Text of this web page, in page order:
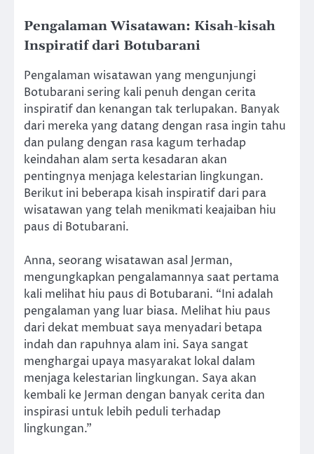
Pengalaman Wisatawan: Kisah-kisah
Inspiratif dari Botubarani
Pengalaman wisatawan yang mengunjungi
Botubarani sering kali penuh dengan cerita
inspiratif dan kenangan tak terlupakan. Banyak
dari mereka yang datang dengan rasa ingin tahu
dan pulang dengan rasa kagum terhadap
keindahan alam serta kesadaran akan
pentingnya menjaga kelestarian lingkungan.
Berikut ini beberapa kisah inspiratif dari para
wisatawan yang telah menikmati keajaiban hiu
paus di Botubarani.
Anna, seorang wisatawan asal Jerman,
mengungkapkan pengalamannya saat pertama
kali melihat hiu paus di Botubarani. “Ini adalah
pengalaman yang luar biasa. Melihat hiu paus
dari dekat membuat saya menyadari betapa
indah dan rapuhnya alam ini. Saya sangat
menghargai upaya masyarakat lokal dalam
menjaga kelestarian lingkungan. Saya akan
kembali ke Jerman dengan banyak cerita dan
inspirasi untuk lebih peduli terhadap
lingkungan.”